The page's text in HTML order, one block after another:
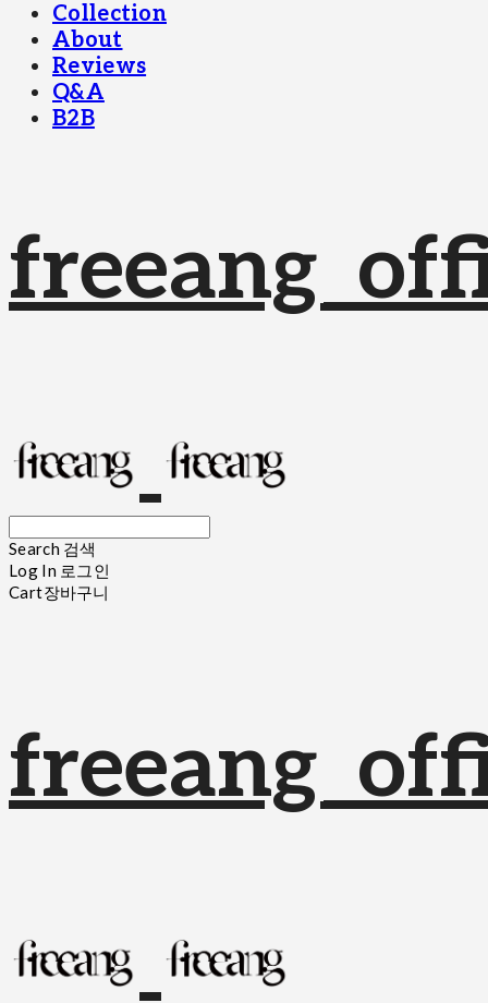
Collection
About
Reviews
Q&A
B2B
Search 검색
Log In 로그인
Cart장바구니